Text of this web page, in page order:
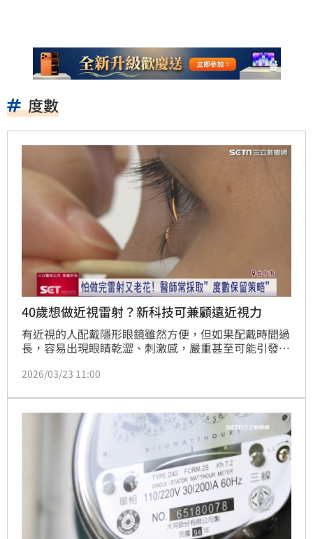
度數
40歲想做近視雷射？新科技可兼顧遠近視力
有近視的人配戴隱形眼鏡雖然方便，但如果配戴時間過
長，容易出現眼睛乾澀、刺激感，嚴重甚至可能引發乾
的近視族群，想要諮詢近視雷射手術。
2026/03/23 11:00